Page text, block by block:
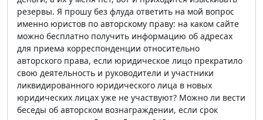
резервы. Я прошу без флуда ответить на мой вопрос
именно юристов по авторскому праву: на каком сайте
можно бесплатно получить информацию об адресах
для приема корреспонденции относительно
авторского права, если юридическое лицо прекратило
свою деятельность и руководители и участники
ликвидированного юридического лица в новых
юридических лицах уже не участвуют? Можно ли вести
беседы об авторском вознаграждении, если срок